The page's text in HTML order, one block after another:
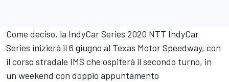
Come deciso, la IndyCar Series 2020 NTT IndyCar
Series inizierà il 6 giugno al Texas Motor Speedway, con
il corso stradale IMS che ospiterà il secondo turno, in
un weekend con doppio appuntamento